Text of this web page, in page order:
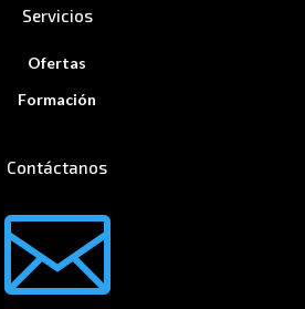
Servicios
Ofertas
Formación
Contáctanos
